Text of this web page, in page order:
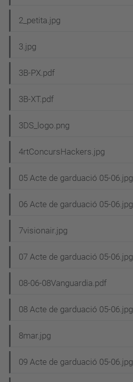
2_petita.jpg
3.jpg
3B-PX.pdf
3B-XT.pdf
3DS_logo.png
4rtConcursHackers.jpg
05 Acte de garduació 05-06.jpg
06 Acte de garduació 05-06.jpg
7visionair.jpg
07 Acte de garduació 05-06.jpg
08-06-08Vanguardia.pdf
08 Acte de garduació 05-06.jpg
8mar.jpg
09 Acte de garduació 05-06.jpg